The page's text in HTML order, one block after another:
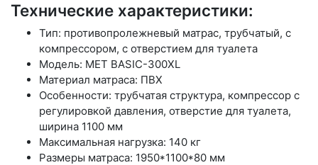
Технические характеристики:
Тип: противопролежневый матрас, трубчатый, с
компрессором, с отверстием для туалета
Модель: MET BASIC-300XL
Материал матраса: ПВХ
Особенности: трубчатая структура, компрессор с
регулировкой давления, отверстие для туалета,
ширина 1100 мм
Максимальная нагрузка: 140 кг
Размеры матраса: 1950*1100*80 мм